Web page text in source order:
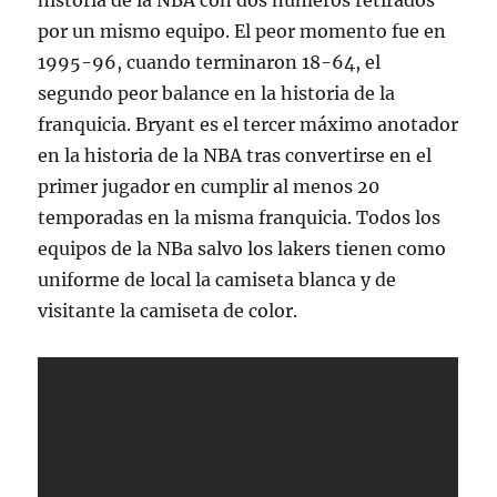
por un mismo equipo. El peor momento fue en
1995-96, cuando terminaron 18-64, el
segundo peor balance en la historia de la
franquicia. Bryant es el tercer máximo anotador
en la historia de la NBA tras convertirse en el
primer jugador en cumplir al menos 20
temporadas en la misma franquicia. Todos los
equipos de la NBa salvo los lakers tienen como
uniforme de local la camiseta blanca y de
visitante la camiseta de color.